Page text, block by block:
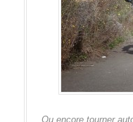
Ou encore tourner